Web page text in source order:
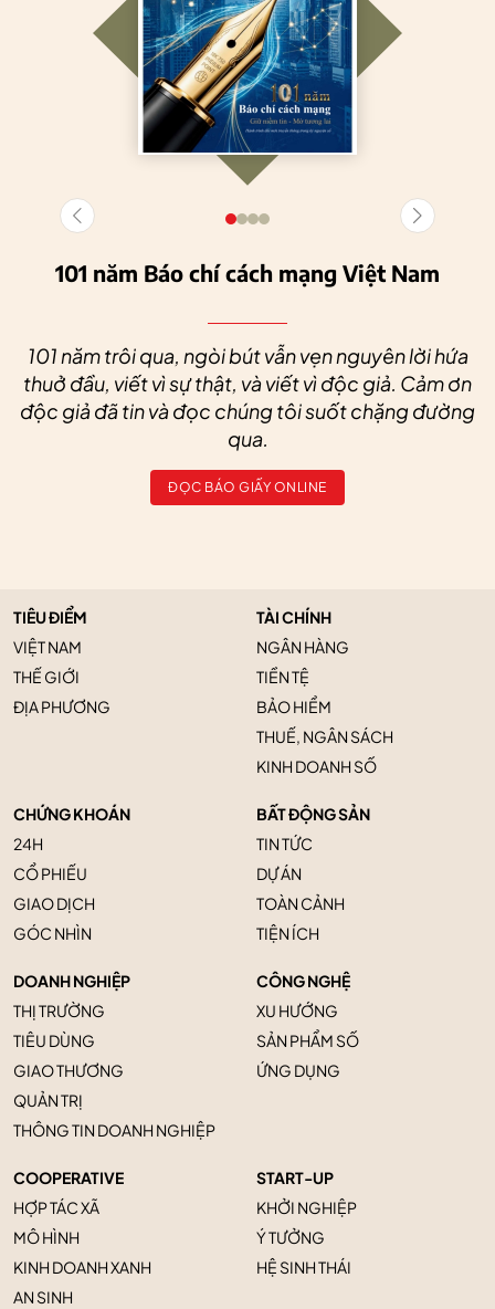
101 năm Báo chí cách mạng Việt Nam
101 năm trôi qua, ngòi bút vẫn vẹn nguyên lời hứa
thuở đầu, viết vì sự thật, và viết vì độc giả. Cảm ơn
độc giả đã tin và đọc chúng tôi suốt chặng đường
qua.
ĐỌC BÁO GIẤY ONLINE
TIÊU ĐIỂM
VIỆT NAM
THẾ GIỚI
ĐỊA PHƯƠNG
TÀI CHÍNH
NGÂN HÀNG
TIỀN TỆ
BẢO HIỂM
THUẾ, NGÂN SÁCH
KINH DOANH SỐ
CHỨNG KHOÁN
24H
CỔ PHIẾU
GIAO DỊCH
GÓC NHÌN
BẤT ĐỘNG SẢN
TIN TỨC
DỰ ÁN
TOÀN CẢNH
TIỆN ÍCH
DOANH NGHIỆP
THỊ TRƯỜNG
TIÊU DÙNG
GIAO THƯƠNG
QUẢN TRỊ
THÔNG TIN DOANH NGHIỆP
CÔNG NGHỆ
XU HƯỚNG
SẢN PHẨM SỐ
ỨNG DỤNG
COOPERATIVE
HỢP TÁC XÃ
MÔ HÌNH
KINH DOANH XANH
AN SINH
START-UP
KHỞI NGHIỆP
Ý TƯỞNG
HỆ SINH THÁI